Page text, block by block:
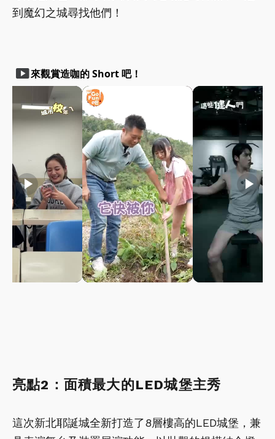
到魔幻之城尋找他們！
smart_display來觀賞造咖的 Short 吧！
play_arrow play_arrow play_arrow
亮點2：面積最大的LED城堡主秀
這次新北耶誕城全新打造了8層樓高的LED城堡，兼